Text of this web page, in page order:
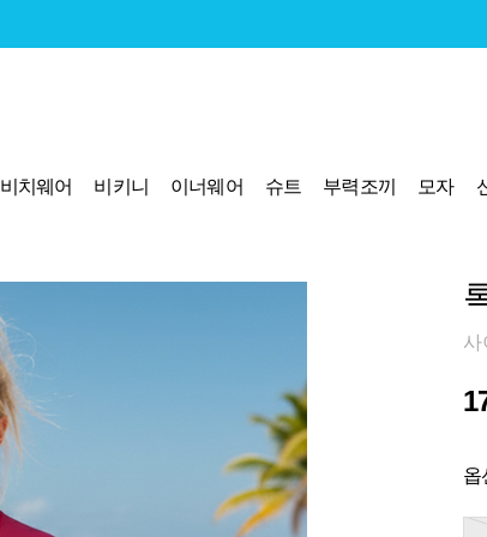
비치웨어 비키니 이너웨어 슈트 부력조끼 모자
사
옵